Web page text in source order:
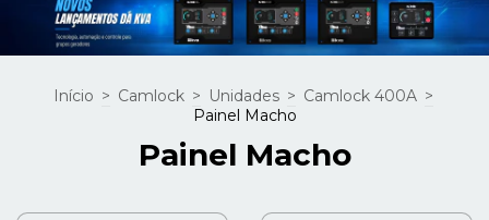
Início > Camlock > Unidades > Camlock 400A >
Painel Macho
Painel Macho